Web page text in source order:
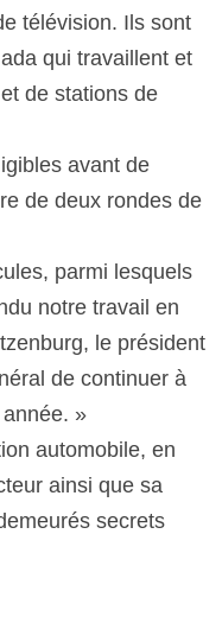
télévision. Ils sont
qui travaillent et
de stations de
avant de
de deux rondes de
parmi lesquels
notre travail en
le président
de continuer à
»
automobile, en
ainsi que sa
secrets